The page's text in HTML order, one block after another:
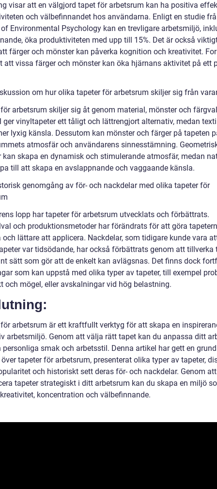
visar att en välgjord tapet för arbetsrum kan ha positiva
och välbefinnandet hos användarna. Enligt en studie
Environmental Psychology kan en trevligare arbetsmiljö,
öka produktiviteten med upp till 15%. Det är också
färger och mönster kan påverka kognition och kreativitet.
att vissa färger och mönster kan öka hjärnans aktivitet på ett
om hur olika tapeter för arbetsrum skiljer sig från
arbetsrum skiljer sig åt genom material, mönster och
ger vinyltapeter ett tåligt och lättrengjort alternativ, medan
lyxig känsla. Dessutom kan mönster och färger på tapeten
atmosfär och användarens sinnesstämning.
kan skapa en dynamisk och stimulerande atmosfär, medan
till att skapa en avslappnande och vaggaande känsla.
genomgång av för- och nackdelar med olika tapeter för
lopp har tapeter för arbetsrum utvecklats och förbättrats.
och produktionsmetoder har förändrats för att göra
och lättare att applicera. Nackdelar, som tidigare kunde vara
var tidsödande, har också förbättrats genom att tillverka
sätt som gör att de enkelt kan avlägsnas. Det finns dock
som kan uppstå med olika typer av tapeter, till exempel
och mögel, eller avskalningar vid hög belastning.
arbetsrum är ett kraftfullt verktyg för att skapa en
arbetsmiljö. Genom att välja rätt tapet kan du anpassa ditt
personliga smak och arbetsstil. Denna artikel har gett en
tapeter för arbetsrum, presenterat olika typer av tapeter,
och historiskt sett deras för- och nackdelar. Genom
tapeter strategiskt i ditt arbetsrum kan du skapa en miljö
koncentration och välbefinnande.